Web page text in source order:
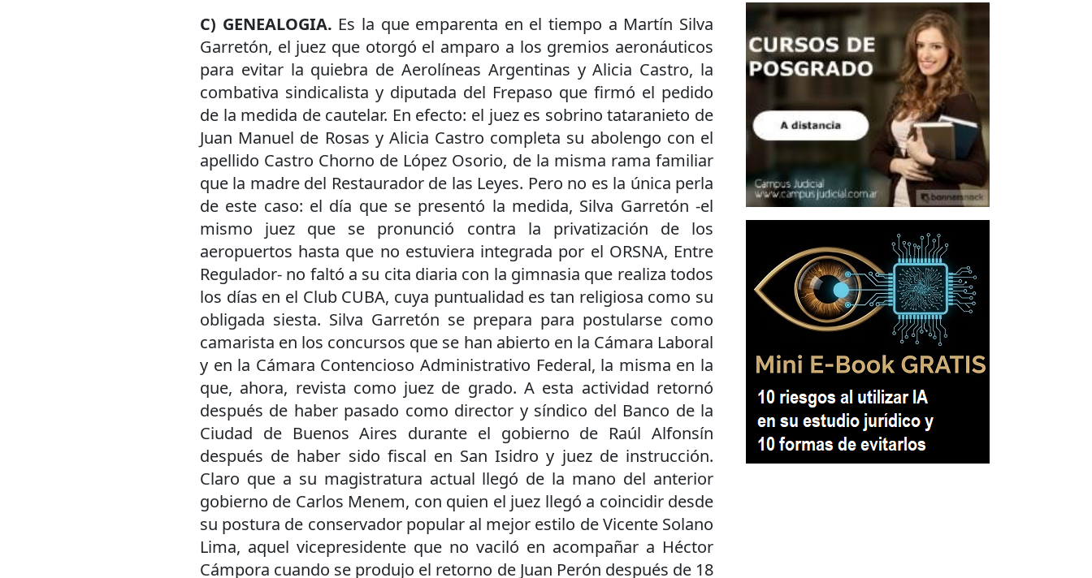
C) GENEALOGIA. Es la que emparenta en el tiempo a Martín Silva
Garretón, el juez que otorgó el amparo a los gremios aeronáuticos
para evitar la quiebra de Aerolíneas Argentinas y Alicia Castro, la
combativa sindicalista y diputada del Frepaso que firmó el pedido
de la medida de cautelar. En efecto: el juez es sobrino tataranieto de
Juan Manuel de Rosas y Alicia Castro completa su abolengo con el
apellido Castro Chorno de López Osorio, de la misma rama familiar
que la madre del Restaurador de las Leyes. Pero no es la única perla
de este caso: el día que se presentó la medida, Silva Garretón -el
mismo juez que se pronunció contra la privatización de los
aeropuertos hasta que no estuviera integrada por el ORSNA, Entre
Regulador- no faltó a su cita diaria con la gimnasia que realiza todos
los días en el Club CUBA, cuya puntualidad es tan religiosa como su
obligada siesta. Silva Garretón se prepara para postularse como
camarista en los concursos que se han abierto en la Cámara Laboral
y en la Cámara Contencioso Administrativo Federal, la misma en la
que, ahora, revista como juez de grado. A esta actividad retornó
después de haber pasado como director y síndico del Banco de la
Ciudad de Buenos Aires durante el gobierno de Raúl Alfonsín
después de haber sido fiscal en San Isidro y juez de instrucción.
Claro que a su magistratura actual llegó de la mano del anterior
gobierno de Carlos Menem, con quien el juez llegó a coincidir desde
su postura de conservador popular al mejor estilo de Vicente Solano
Lima, aquel vicepresidente que no vaciló en acompañar a Héctor
Cámpora cuando se produjo el retorno de Juan Perón después de 18